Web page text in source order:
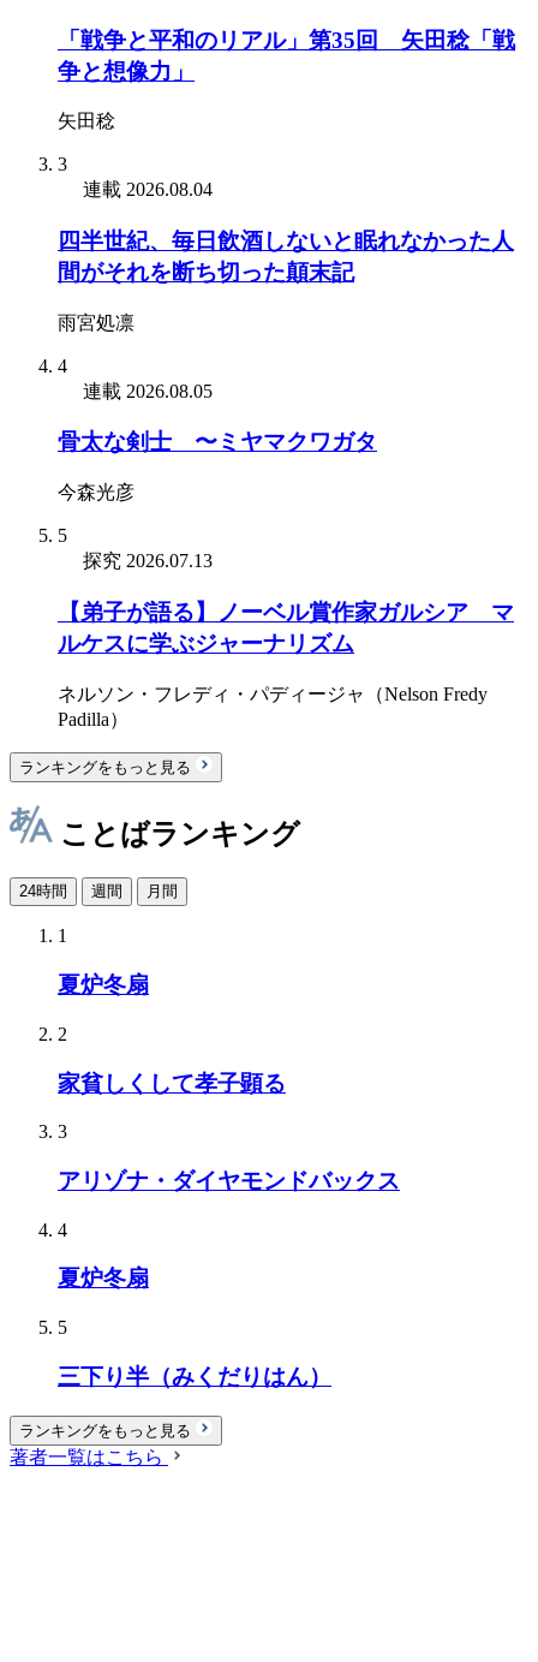
「戦争と平和のリアル」第35回 矢田稔「戦
争と想像力」
矢田稔
3
連載 2026.08.04
四半世紀、毎日飲酒しないと眠れなかった人
間がそれを断ち切った顛末記
雨宮処凛
4
連載 2026.08.05
骨太な剣士 〜ミヤマクワガタ
今森光彦
5
探究 2026.07.13
【弟子が語る】ノーベル賞作家ガルシア゠マ
ルケスに学ぶジャーナリズム
ネルソン・フレディ・パディージャ（Nelson Fredy
Padilla）
ランキングをもっと見る
ことばランキング
24時間 週間 月間
1
夏炉冬扇
2
家貧しくして孝子顕る
3
アリゾナ・ダイヤモンドバックス
4
夏炉冬扇
5
三下り半（みくだりはん）
ランキングをもっと見る
著者一覧はこちら